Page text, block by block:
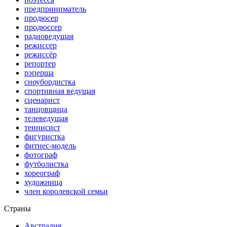
предприниматель
продюсер
продюссер
радиоведущая
режиссер
режиссёр
репортер
рэперша
сноубордистка
спортивная ведущая
сценарист
танцовщица
телеведущая
теннисист
фигуристка
фитнес-модель
фотограф
футболистка
хореограф
художница
член королевской семьи
Страны